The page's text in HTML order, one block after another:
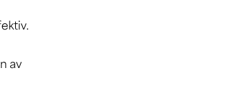
av